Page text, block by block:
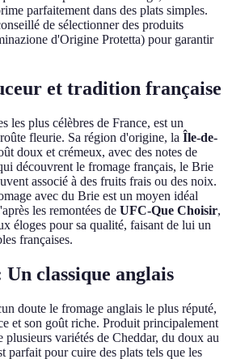
parfaitement dans des plats simples.
de sélectionner des produits
d'Origine Protetta) pour garantir
et tradition française
les plus célèbres de France, est un
fleurie. Sa région d'origine, la Île-de-
doux et crémeux, avec des notes de
découvrent le fromage français, le Brie
associé à des fruits frais ou des noix.
avec du Brie est un moyen idéal
les remontées de UFC-Que Choisir,
éloges pour sa qualité, faisant de lui un
françaises.
classique anglais
doute le fromage anglais le plus réputé,
et son goût riche. Produit principalement
plusieurs variétés de Cheddar, du doux au
parfait pour cuire des plats tels que les